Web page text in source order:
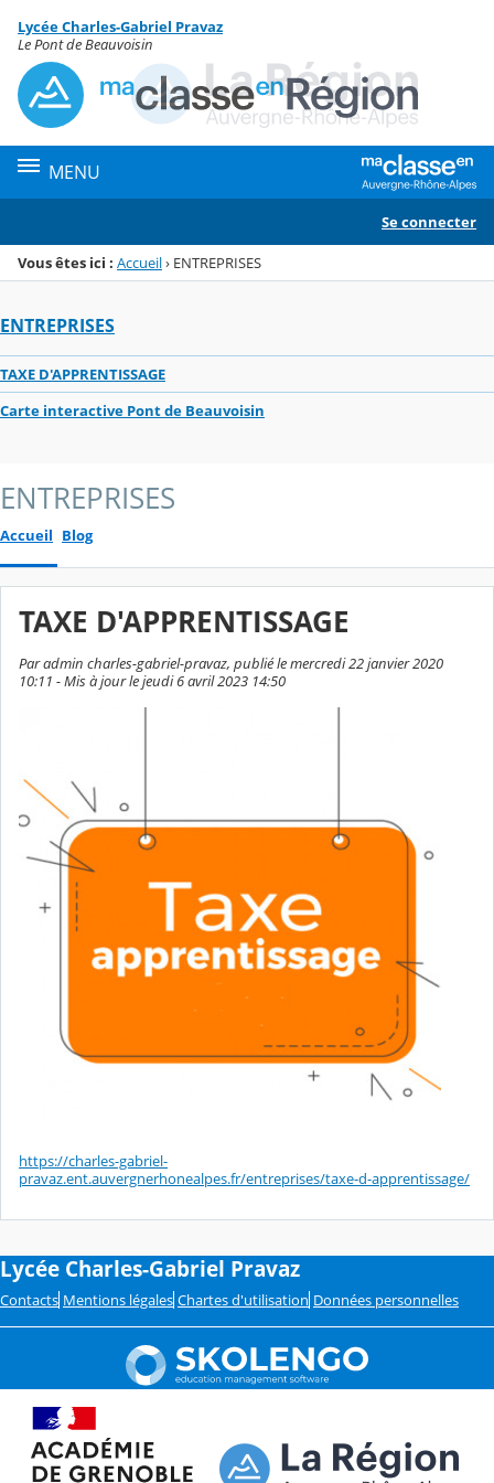
Menu de la rubrique
Contenu
Lycée Charles-Gabriel Pravaz
Le Pont de Beauvoisin
MENU
Se connecter
Vous êtes ici : Accueil› ENTREPRISES
ENTREPRISES
TAXE D'APPRENTISSAGE
Carte interactive Pont de Beauvoisin
ENTREPRISES
Accueil Blog
TAXE D'APPRENTISSAGE
Par admin charles-gabriel-pravaz, publié le mercredi 22 janvier 2020
10:11 - Mis à jour le jeudi 6 avril 2023 14:50
https://charles-gabriel-
pravaz.ent.auvergnerhonealpes.fr/entreprises/taxe-d-apprentissage/
Lycée Charles-Gabriel Pravaz
Contacts Mentions légales Chartes d'utilisation Données personnelles